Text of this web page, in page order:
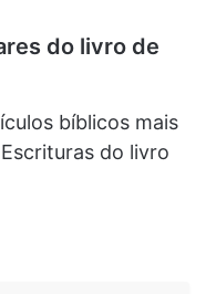
do livro de
bíblicos mais
do livro